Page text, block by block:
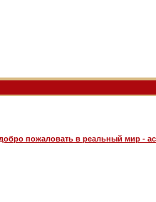
пожаловать в реальный мир -